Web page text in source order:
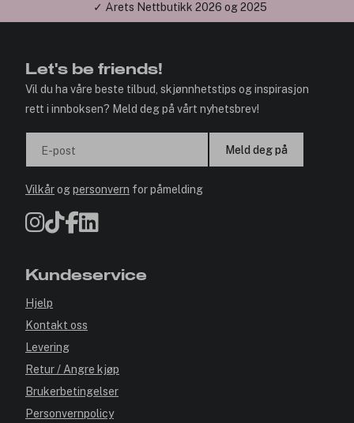
✓ Årets Nettbutikk 2026 og 2025
Let's be friends!
Vil du ha våre beste tilbud, skjønnhetstips og inspirasjon
rett i innboksen? Meld deg på vårt nyhetsbrev!
E-post Meld deg på
Vilkårogpersonvern for påmelding
Kundeservice
Hjelp
Kontakt oss
Levering
Retur / Angre kjøp
Brukerbetingelser
Personvernpolicy